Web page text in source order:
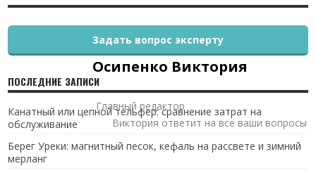
Осипенко Виктория
Главный редактор
Виктория ответит на все ваши вопросы
Задать вопрос эксперту
ПОСЛЕДНИЕ ЗАПИСИ
Канатный или цепной тельфер: сравнение затрат на
обслуживание
Берег Уреки: магнитный песок, кефаль на рассвете и зимний
мерланг